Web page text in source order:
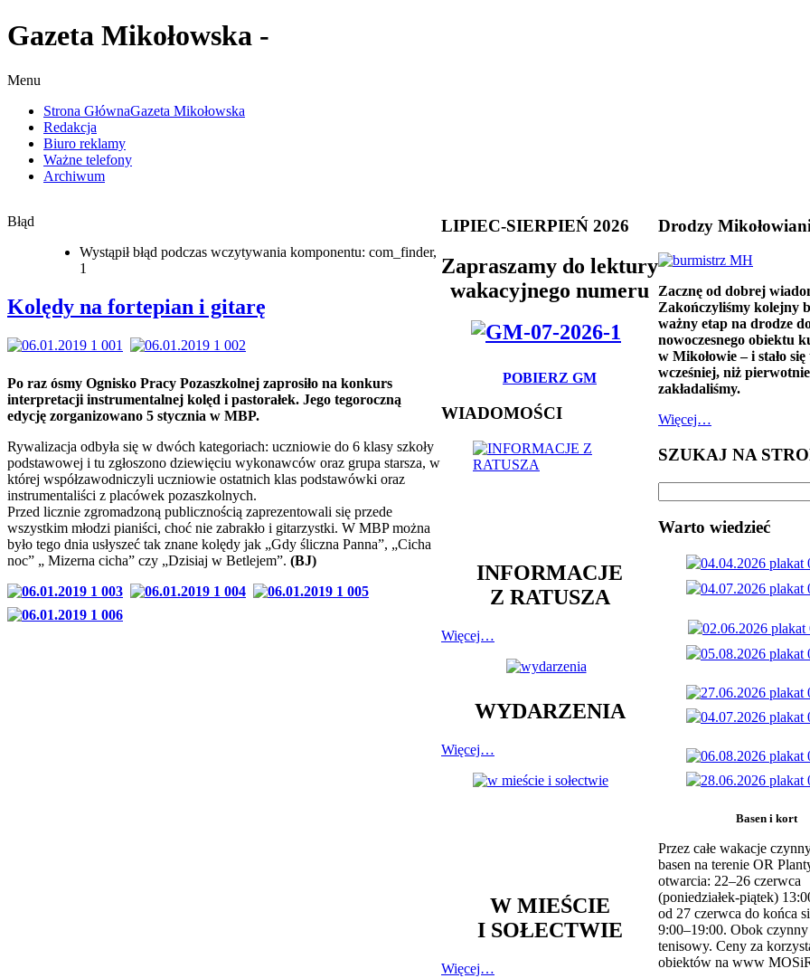
Gazeta Mikołowska -
Menu
Strona GłównaGazeta Mikołowska
Redakcja
Biuro reklamy
Ważne telefony
Archiwum
Błąd
Wystąpił błąd podczas wczytywania komponentu: com_finder,
1
Kolędy na fortepian i gitarę
Po raz ósmy Ognisko Pracy Pozaszkolnej zaprosiło na konkurs
interpretacji instrumentalnej kolęd i pastorałek. Jego tegoroczną
edycję zorganizowano 5 stycznia w MBP.
Rywalizacja odbyła się w dwóch kategoriach: uczniowie do 6 klasy szkoły
podstawowej i tu zgłoszono dziewięciu wykonawców oraz grupa starsza, w
której współzawodniczyli uczniowie ostatnich klas podstawówki oraz
instrumentaliści z placówek pozaszkolnych.
Przed licznie zgromadzoną publicznością zaprezentowali się przede
wszystkim młodzi pianiści, choć nie zabrakło i gitarzystki. W MBP można
było tego dnia usłyszeć tak znane kolędy jak „Gdy śliczna Panna”, „Cicha
noc” „ Mizerna cicha” czy „Dzisiaj w Betlejem”. (BJ)
LIPIEC-SIERPIEŃ 2026
Zapraszamy do lektury
wakacyjnego numeru
POBIERZ GM
WIADOMOŚCI
INFORMACJE
Z RATUSZA
Więcej…
WYDARZENIA
Więcej…
W MIEŚCIE
I SOŁECTWIE
Więcej…
Drodzy
Zacznę od dobrej
Zakończyliśmy kolejny
ważny etap na drodze
nowoczesnego obiektu
w Mikołowie – i stało się
wcześniej, niż pierwotnie
zakładaliśmy.
Więcej…
SZUKAJ NA
Warto wiedzieć
Basen i kort
Przez całe wakacje
basen na terenie OR
otwarcia: 22–26 czerwca
(poniedziałek-piątek)
od 27 czerwca do końca
9:00–19:00. Obok
tenisowy. Ceny za
obiektów na www